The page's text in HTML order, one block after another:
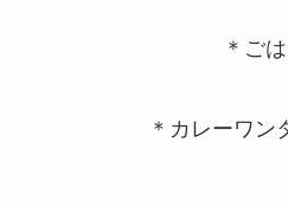
＊ご
＊カレーワン